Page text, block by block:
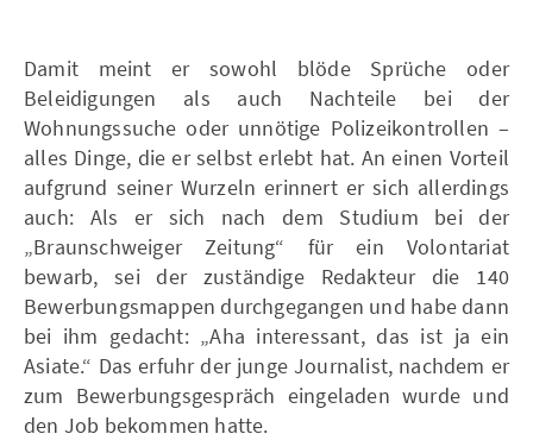
Damit meint er sowohl blöde Sprüche oder
Beleidigungen als auch Nachteile bei der
Wohnungssuche oder unnötige Polizeikontrollen –
alles Dinge, die er selbst erlebt hat. An einen Vorteil
aufgrund seiner Wurzeln erinnert er sich allerdings
auch: Als er sich nach dem Studium bei der
„Braunschweiger Zeitung“ für ein Volontariat
bewarb, sei der zuständige Redakteur die 140
Bewerbungsmappen durchgegangen und habe dann
bei ihm gedacht: „Aha interessant, das ist ja ein
Asiate.“ Das erfuhr der junge Journalist, nachdem er
zum Bewerbungsgespräch eingeladen wurde und
den Job bekommen hatte.